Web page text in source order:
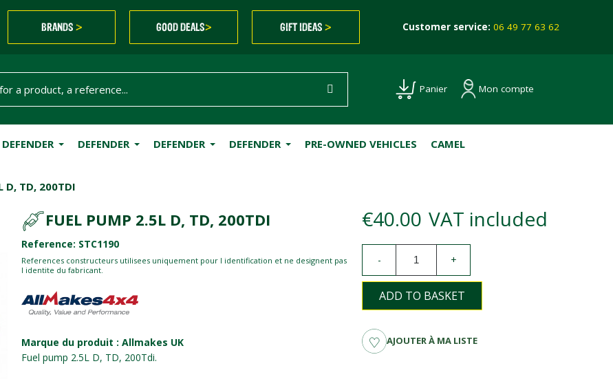
BRANDS > GOOD DEALS> GIFT IDEAS > Customer service:06 49 77 63 62
Panier Mon compte
DEFENDER DEFENDER DEFENDER DEFENDER PRE-OWNED VEHICLES CAMEL
D, TD, 200TDI
FUEL PUMP 2.5L D, TD, 200TDI
Reference: STC1190
References constructeurs utilisees uniquement pour l identification et ne designent pas
l identite du fabricant.
Marque du produit : Allmakes UK
Fuel pump 2.5L D, TD, 200Tdi.
€40.00 VAT included
- +
ADD TO BASKET
AJOUTER À MA LISTE